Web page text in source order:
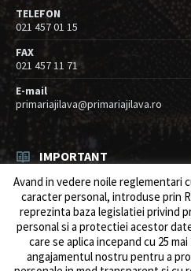
TELEFON
021 457 01 15
FAX
021 457 11 71
E-mail
primariajilava@primariajilava.ro
IMPORTANT
Rezultat concurs expert – proba
06/08/2026 inResurse umane / Achizitii
Anunt concurs
05/08/2026 Resurse umane / Achizitii
Avand in vedere noile reglementari
caracter personal, introduse prin
reprezinta baza legislatiei privind
personal si a protectiei acestor
care se aplica incepand cu 25
angajamentul nostru pentru a